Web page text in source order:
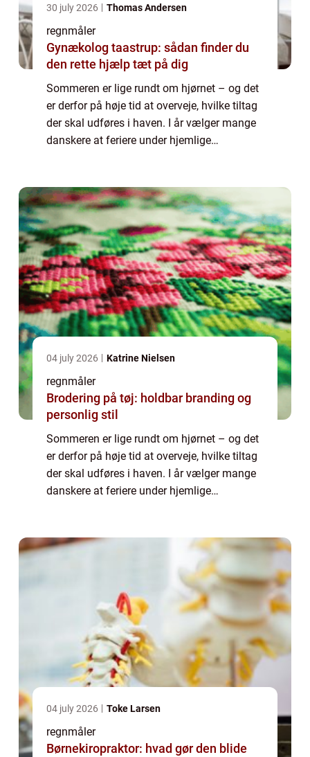
30 july 2026 Thomas Andersen
regnmåler
Gynækolog taastrup: sådan finder du
den rette hjælp tæt på dig
Sommeren er lige rundt om hjørnet – og det
er derfor på høje tid at overveje, hvilke tiltag
der skal udføres i haven. I år vælger mange
danskere at feriere under hjemlige
04 july 2026 Katrine Nielsen
regnmåler
Brodering på tøj: holdbar branding og
personlig stil
Sommeren er lige rundt om hjørnet – og det
er derfor på høje tid at overveje, hvilke tiltag
der skal udføres i haven. I år vælger mange
danskere at feriere under hjemlige
04 july 2026 Toke Larsen
regnmåler
Børnekiropraktor: hvad gør den blide